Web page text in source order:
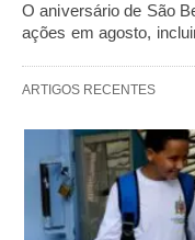
O aniversário de São
ações em agosto,
ARTIGOS RECENTES